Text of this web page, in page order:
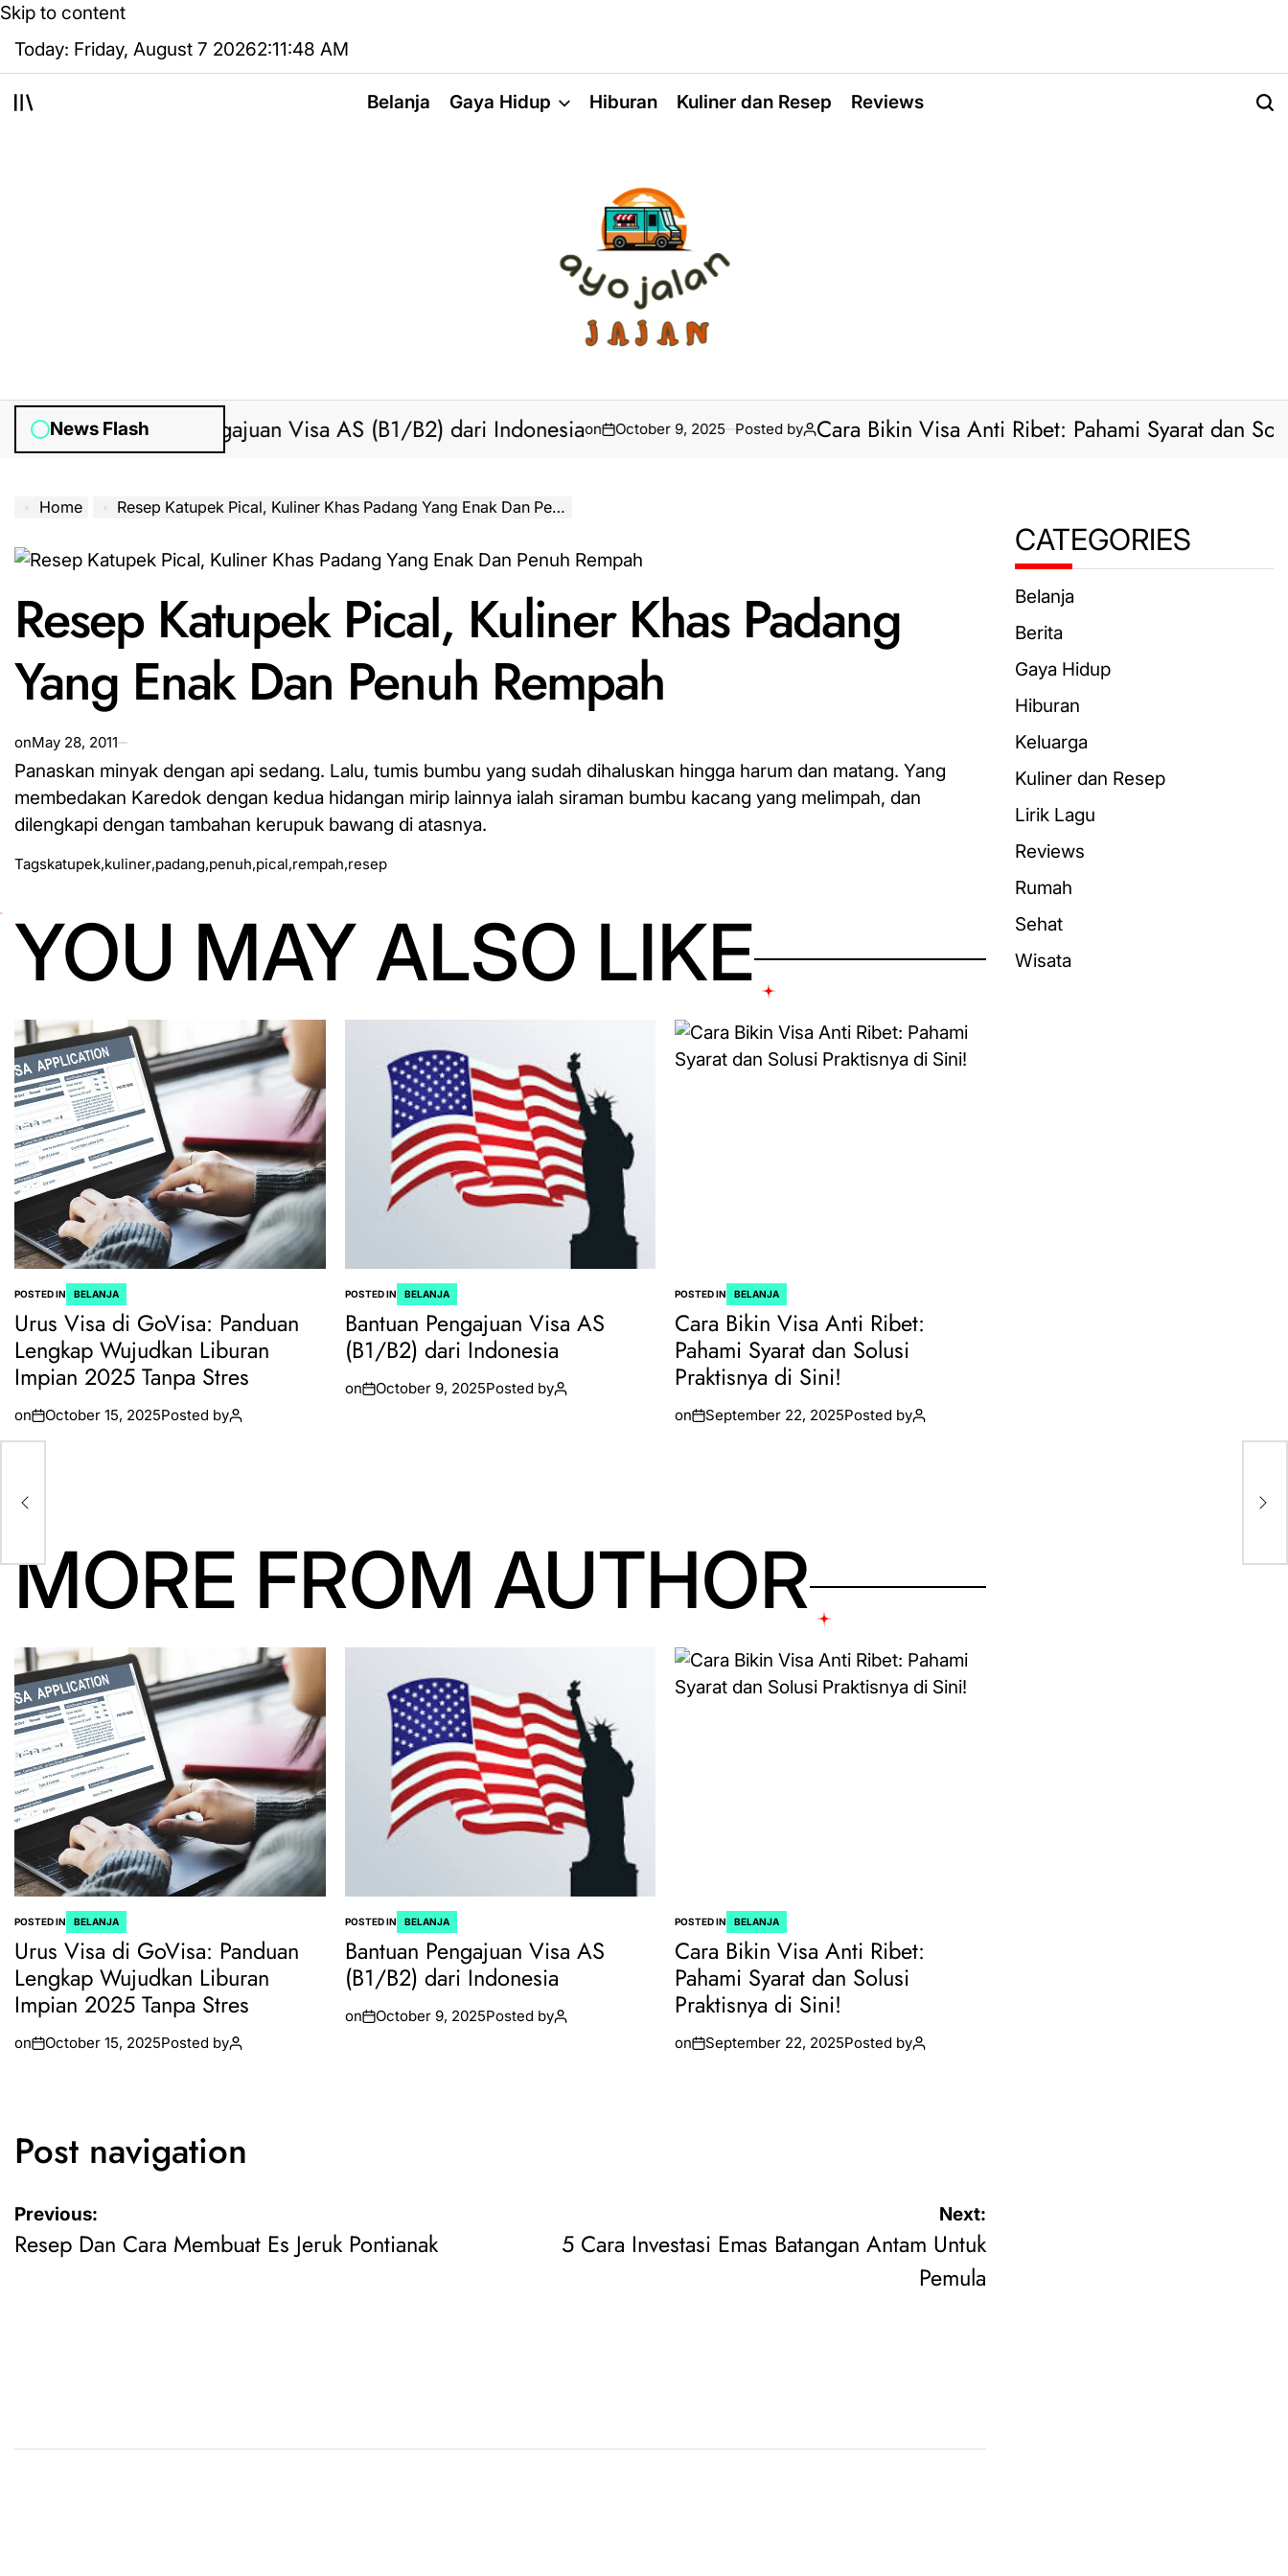
Skip to content
Today: Friday, August 7 20262:11:48 AM
Belanja Gaya Hidup Hiburan Kuliner dan Resep Reviews
News Flash
by Bantuan Pengajuan Visa AS (B1/B2) dari Indonesiaon October 9, 2025 Posted by Cara Bikin Visa Anti Ribet: Pahami Syarat dan Solusi
Home Resep Katupek Pical, Kuliner Khas Padang Yang Enak Dan Penuh Rempah
Resep Katupek Pical, Kuliner Khas Padang
Yang Enak Dan Penuh Rempah
onMay 28, 2011
Panaskan minyak dengan api sedang. Lalu, tumis bumbu yang sudah dihaluskan hingga harum dan matang. Yang
membedakan Karedok dengan kedua hidangan mirip lainnya ialah siraman bumbu kacang yang melimpah, dan
dilengkapi dengan tambahan kerupuk bawang di atasnya.
Tagskatupek,kuliner,padang,penuh,pical,rempah,resep
YOU MAY ALSO LIKE
POSTED IN BELANJA
Urus Visa di GoVisa: Panduan
Lengkap Wujudkan Liburan
Impian 2025 Tanpa Stres
on October 15, 2025Posted by
POSTED IN BELANJA
Bantuan Pengajuan Visa AS
(B1/B2) dari Indonesia
on October 9, 2025Posted by
POSTED IN BELANJA
Cara Bikin Visa Anti Ribet:
Pahami Syarat dan Solusi
Praktisnya di Sini!
on September 22, 2025Posted by
MORE FROM AUTHOR
POSTED IN BELANJA
Urus Visa di GoVisa: Panduan
Lengkap Wujudkan Liburan
Impian 2025 Tanpa Stres
on October 15, 2025Posted by
POSTED IN BELANJA
Bantuan Pengajuan Visa AS
(B1/B2) dari Indonesia
on October 9, 2025Posted by
POSTED IN BELANJA
Cara Bikin Visa Anti Ribet:
Pahami Syarat dan Solusi
Praktisnya di Sini!
on September 22, 2025Posted by
Post navigation
Previous:
Resep Dan Cara Membuat Es Jeruk Pontianak
Next:
5 Cara Investasi Emas Batangan Antam Untuk
Pemula
CATEGORIES
Belanja
Berita
Gaya Hidup
Hiburan
Keluarga
Kuliner dan Resep
Lirik Lagu
Reviews
Rumah
Sehat
Wisata